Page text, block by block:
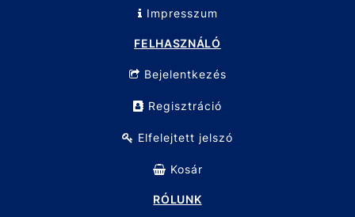
Impresszum
FELHASZNÁLÓ
Bejelentkezés
Regisztráció
Elfelejtett jelszó
Kosár
RÓLUNK